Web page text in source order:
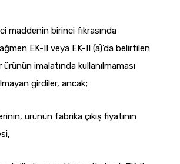
maddenin birinci fıkrasında
EK-II veya EK-II (a)’da belirtilen
imalatında kullanılmaması
girdiler, ancak;
ürünün fabrika çıkış fiyatının